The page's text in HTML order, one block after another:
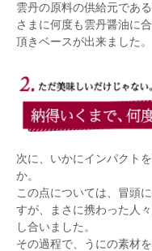
雲丹の原料の供給元であ
さまに何度も雲丹醤油に
頂きベースが出来ました。
次に、いかにインパクト
か。
この点については、冒頭
すが、まさに携わった人
し合いました。
その過程で、うにの素材